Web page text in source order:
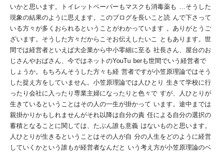
いかと思います。トイレットペーパーもマスクも消毒薬も
…そうした
現象の結果のように思えます。このブログを長いこと読 んで下さって
いる方々が多くおられるということがわかっています 。ありがとうご
ざいます。そうした方々だからこそお伝えしたいこ
ともあります。世
間では経営者といえば大企業から中小零細に至る 社長さん、屋台のお
じさんやおばさん、今ではネットのYouTu berも世間でいう経営者で
しょうか。もちろんそうした方々も経 営者ですが小笠原理論ではそう
した捉え方をしていません。小笠原理論では人ひとり 生きて学校に行
ったり会社に入ったり専業主婦になったりと色々で すが、人ひとりが
生きているということはその人の一生が掛かって います。途中までは
親掛かりかもしれませんがそれ以降は自分の責 任による自分の選択の
蓄積となることに関しては、たぶん誰も意義 はないものと思います。
人ひとりが生きるということはその人が自 分の人生をどのように経営
していくかという誰もが経営者なんだと いう考え方が小笠原理論のベ